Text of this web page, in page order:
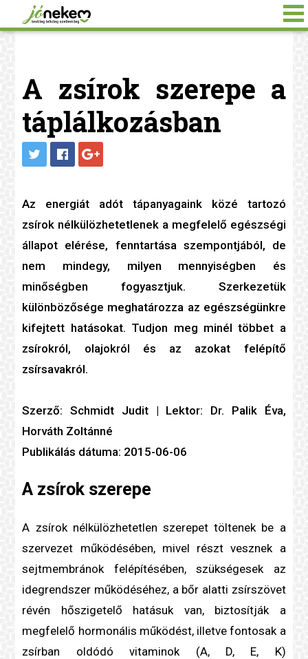
A zsírok szerepe a
táplálkozásban
Az energiát adót tápanyagaink közé tartozó
zsírok nélkülözhetetlenek a megfelelő egészségi
állapot elérése, fenntartása szempontjából, de
nem mindegy, milyen mennyiségben és
minőségben fogyasztjuk. Szerkezetük
különbözősége meghatározza az egészségünkre
kifejtett hatásokat. Tudjon meg minél többet a
zsírokról, olajokról és az azokat felépítő
zsírsavakról.
Szerző: Schmidt Judit | Lektor: Dr. Palik Éva,
Horváth Zoltánné
Publikálás dátuma: 2015-06-06
A zsírok szerepe
A zsírok nélkülözhetetlen szerepet töltenek be a
szervezet működésében, mivel részt vesznek a
sejtmembránok felépítésében, szükségesek az
idegrendszer működéséhez, a bőr alatti zsírszövet
révén hőszigetelő hatásuk van, biztosítják a
megfelelő hormonális működést, illetve fontosak a
zsírban oldódó vitaminok (A, D, E, K)